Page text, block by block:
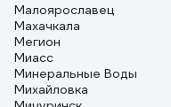
Малоярославец
Махачкала
Мегион
Миасс
Минеральные Воды
Михайловка